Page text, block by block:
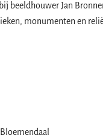
beeldhouwer Jan
monumenten en